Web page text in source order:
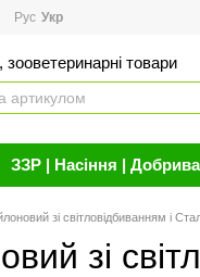
Новини
Рус Укр
товари
ЗЗР | Насіння | Добрива
зі світловідбиванням і
зі